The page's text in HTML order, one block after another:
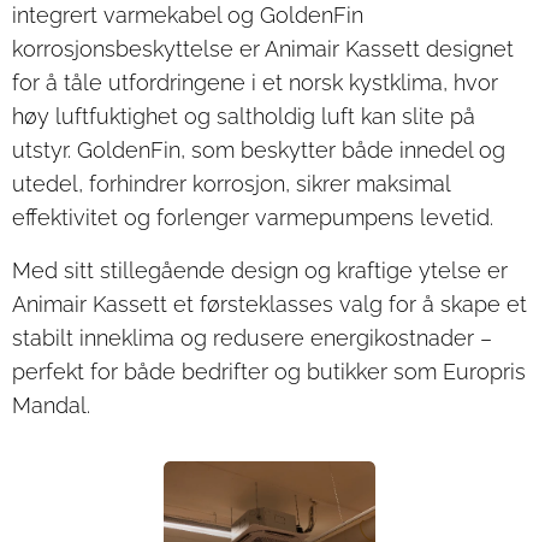
integrert varmekabel og GoldenFin
korrosjonsbeskyttelse er Animair Kassett designet
for å tåle utfordringene i et norsk kystklima, hvor
høy luftfuktighet og saltholdig luft kan slite på
utstyr. GoldenFin, som beskytter både innedel og
utedel, forhindrer korrosjon, sikrer maksimal
effektivitet og forlenger varmepumpens levetid.
Med sitt stillegående design og kraftige ytelse er
Animair Kassett et førsteklasses valg for å skape et
stabilt inneklima og redusere energikostnader –
perfekt for både bedrifter og butikker som Europris
Mandal.